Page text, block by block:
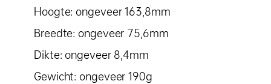
Hoogte: ongeveer 163,8mm
Breedte: ongeveer 75,6mm
Dikte: ongeveer 8,4mm
Gewicht: ongeveer 190g